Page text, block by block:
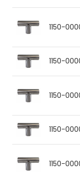
1150-
1150-
1150-
1150-
1150-